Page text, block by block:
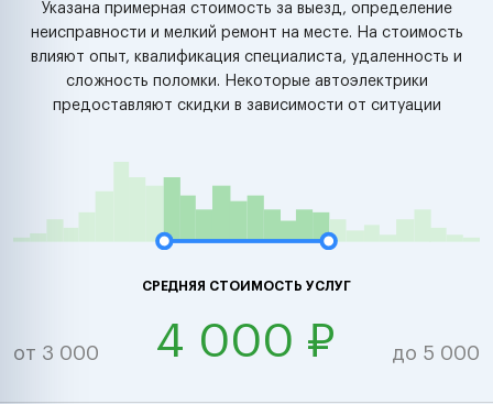
Указана примерная стоимость за выезд, определение
неисправности и мелкий ремонт на месте. На стоимость
влияют опыт, квалификация специалиста, удаленность и
сложность поломки. Некоторые автоэлектрики
предоставляют скидки в зависимости от ситуации
СРЕДНЯЯ СТОИМОСТЬ УСЛУГ
от 3 000 4 000 ₽ до 5 000